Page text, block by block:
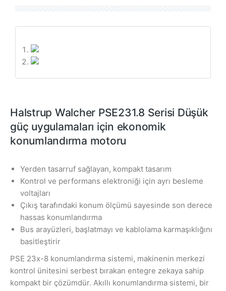
Halstrup Walcher PSE231.8 Serisi Düşük
güç uygulamaları için ekonomik
konumlandırma motoru
Yerden tasarruf sağlayan, kompakt tasarım
Kontrol ve performans elektroniği için ayrı besleme
voltajları
Çıkış tarafındaki konum ölçümü sayesinde son derece
hassas konumlandırma
Bus arayüzleri, başlatmayı ve kablolama karmaşıklığını
basitleştirir
PSE 23x-8 konumlandırma sistemi, makinenin merkezi
kontrol ünitesini serbest bırakan entegre zekaya sahip
kompakt bir çözümdür. Akıllı konumlandırma sistemi, bir